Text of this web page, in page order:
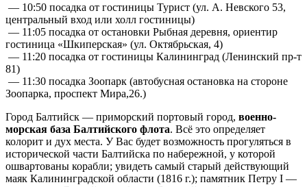
— 10:50 посадка от гостиницы Турист (ул. А. Невского 53,
центральный вход или холл гостиницы)
— 11:05 посадка от остановки Рыбная деревня, ориентир
гостиница «Шкиперская» (ул. Октябрьская, 4)
— 11:20 посадка от гостиницы Калининград (Ленинский пр-т
81)
— 11:30 посадка Зоопарк (автобусная остановка на стороне
Зоопарка, проспект Мира,26.)
Город Балтийск — приморский портовый город, военно-
морская база Балтийского флота. Всё это определяет
колорит и дух места. У Вас будет возможность прогуляться в
исторической части Балтийска по набережной, у которой
ошвартованы корабли; увидеть самый старый действующий
маяк Калининградской области (1816 г.); памятник Петру I —